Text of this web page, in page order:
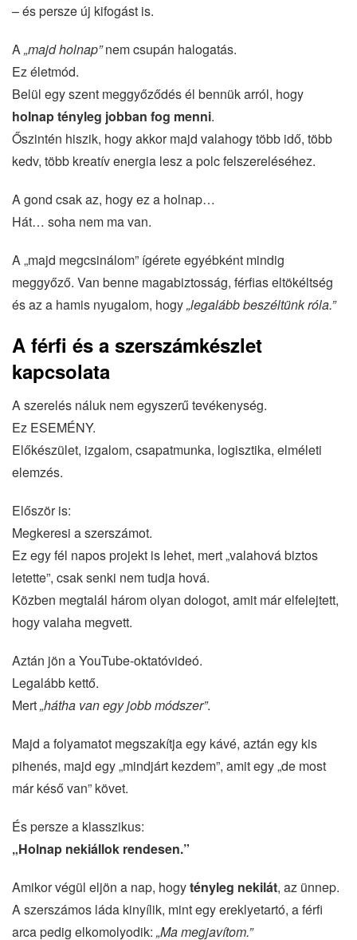
– és persze új kifogást is.
A„majd holnap”nem csupán halogatás.
Ez életmód.
Belül egy szent meggyőződés él bennük arról, hogy
holnap tényleg jobban fog menni.
Őszintén hiszik, hogy akkor majd valahogy több idő, több
kedv, több kreatív energia lesz a polc felszereléséhez.
A gond csak az, hogy ez a holnap…
Hát… soha nem ma van.
A „majd megcsinálom” ígérete egyébként mindig
meggyőző. Van benne magabiztosság, férfias eltökéltség
és az a hamis nyugalom, hogy„legalább beszéltünk róla.”
A férfi és a szerszámkészlet
kapcsolata
A szerelés náluk nem egyszerű tevékenység.
Ez ESEMÉNY.
Előkészület, izgalom, csapatmunka, logisztika, elméleti
elemzés.
Először is:
Megkeresi a szerszámot.
Ez egy fél napos projekt is lehet, mert „valahová biztos
letette”, csak senki nem tudja hová.
Közben megtalál három olyan dologot, amit már elfelejtett,
hogy valaha megvett.
Aztán jön a YouTube-oktatóvideó.
Legalább kettő.
Mert„hátha van egy jobb módszer”.
Majd a folyamatot megszakítja egy kávé, aztán egy kis
pihenés, majd egy „mindjárt kezdem”, amit egy „de most
már késő van” követ.
És persze a klasszikus:
„Holnap nekiállok rendesen.”
Amikor végül eljön a nap, hogytényleg nekilát, az ünnep.
A szerszámos láda kinyílik, mint egy ereklyetartó, a férfi
arca pedig elkomolyodik: „Ma megjavítom.”